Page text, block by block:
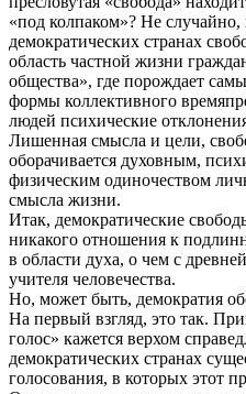
«под колпаком»? Не
демократических странах
область частной жизни
общества», где порождает
формы коллективного
людей психические
Лишенная смысла и цели,
оборачивается духовным,
физическим одиночеством
смысла жизни.
Итак, демократические
никакого отношения к
в области духа, о чем с
учителя человечества.
Но, может быть, демократия
На первый взгляд, это так.
голос» кажется верхом
демократических странах
голосования, в которых этот